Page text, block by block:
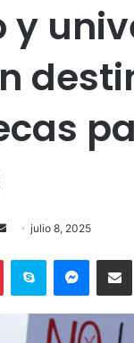
y
Send
email
julio 8, 2025
PinterestSkype